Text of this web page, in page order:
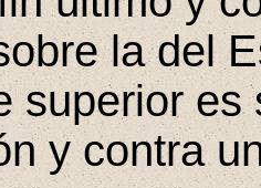
la del
superior
y contra